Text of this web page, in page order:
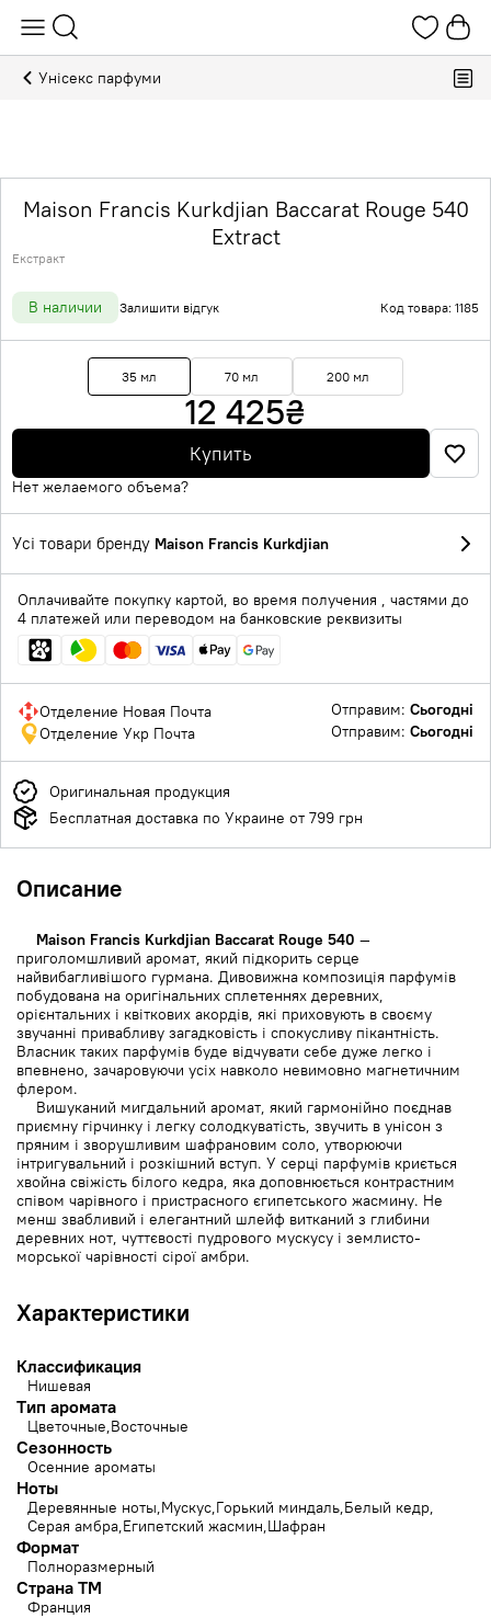
Унісекс парфуми
Maison Francis Kurkdjian Baccarat Rouge 540
Extract
Екстракт
В наличии Залишити відгук Код товара: 1185
35 мл 70 мл 200 мл
12 425₴
Купить
Нет желаемого объема?
Усі товари бренду Maison Francis Kurkdjian
Оплачивайте покупку картой, во время получения , частями до
4 платежей или переводом на банковские реквизиты
Отделение Новая Почта Отправим: Сьогодні
Отделение Укр Почта
Отправим: Сьогодні
Оригинальная продукция
Бесплатная доставка по Украине от 799 грн
Описание
Maison Francis Kurkdjian Baccarat Rouge 540 —
приголомшливий аромат, який підкорить серце
найвибагливішого гурмана. Дивовижна композиція парфумів
побудована на оригінальних сплетеннях деревних,
орієнтальних і квіткових акордів, які приховують в своєму
звучанні привабливу загадковість і спокусливу пікантність.
Власник таких парфумів буде відчувати себе дуже легко і
впевнено, зачаровуючи усіх навколо невимовно магнетичним
флером.
Вишуканий мигдальний аромат, який гармонійно поєднав
приємну гірчинку і легку солодкуватість, звучить в унісон з
пряним і зворушливим шафрановим соло, утворюючи
інтригувальний і розкішний вступ. У серці парфумів криється
хвойна свіжість білого кедра, яка доповнюється контрастним
співом чарівного і пристрасного єгипетського жасмину. Не
менш звабливий і елегантний шлейф витканий з глибини
деревних нот, чуттєвості пудрового мускусу і землисто-
морської чарівності сірої амбри.
Характеристики
Классификация
Нишевая
Тип аромата
Цветочные Восточные
Сезонность
Осенние ароматы
Ноты
Деревянные ноты Мускус Горький миндаль Белый кедр
Серая амбра Египетский жасмин Шафран
Формат
Полноразмерный
Страна ТМ
Франция